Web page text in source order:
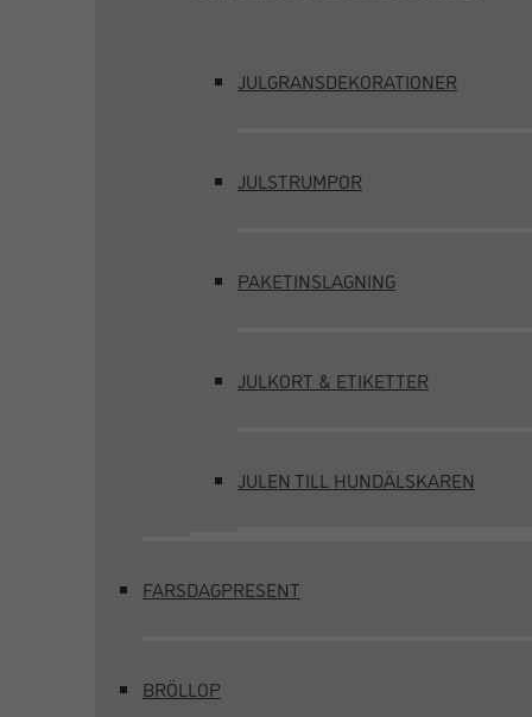
JULGRANSDEKORATIONER
JULSTRUMPOR
PAKETINSLAGNING
JULKORT & ETIKETTER
JULEN TILL HUNDÄLSKAREN
FARSDAGPRESENT
BRÖLLOP